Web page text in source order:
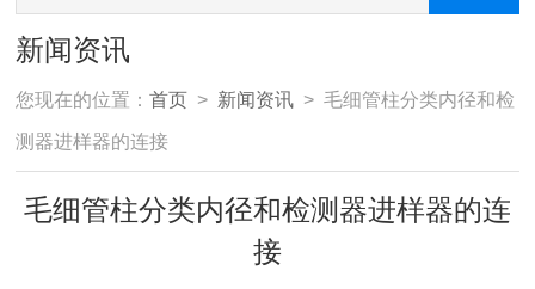
新闻资讯
您现在的位置：首页 > 新闻资讯 > 毛细管柱分类内径和检
测器进样器的连接
毛细管柱分类内径和检测器进样器的连
接